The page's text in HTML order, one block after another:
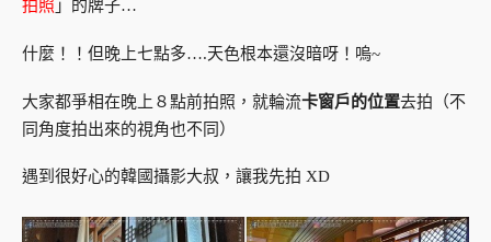
拍照 」的牌子…
什麼！！但晚上七點多….天色根本還沒暗呀！嗚~
大家都爭相在晚上８點前拍照，就輪流卡窗戶的位置去拍（不
同角度拍出來的視角也不同）
遇到很好心的韓國攝影大叔，讓我先拍 XD